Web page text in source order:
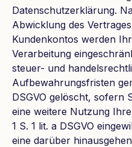
Datenschutzerklärung.
Abwicklung des
Kundenkontos werden
Verarbeitung
steuer- und
Aufbewahrungsfristen
DSGVO gelöscht, sofern
eine weitere Nutzung
1 S. 1 lit. a DSGVO
eine darüber